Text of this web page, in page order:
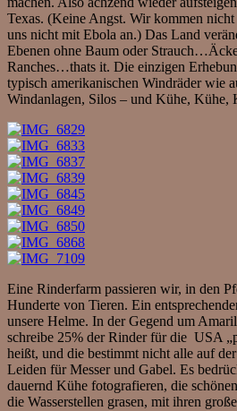
Texas. (Keine Angst. Wir kommen
uns nicht mit Ebola an.) Das Land
Ebenen ohne Baum oder
Ranches…thats it. Die einzigen
typisch amerikanischen Windräder wie
Windanlagen, Silos – und Kühe, Kühe,
Eine Rinderfarm passieren wir, in den
Hunderte von Tieren. Ein
unsere Helme. In der Gegend um
schreibe 25% der Rinder für die USA
heißt, und die bestimmt nicht alle auf
Leiden für Messer und Gabel. Es
dauernd Kühe fotografieren, die
die Wasserstellen grasen, mit ihren